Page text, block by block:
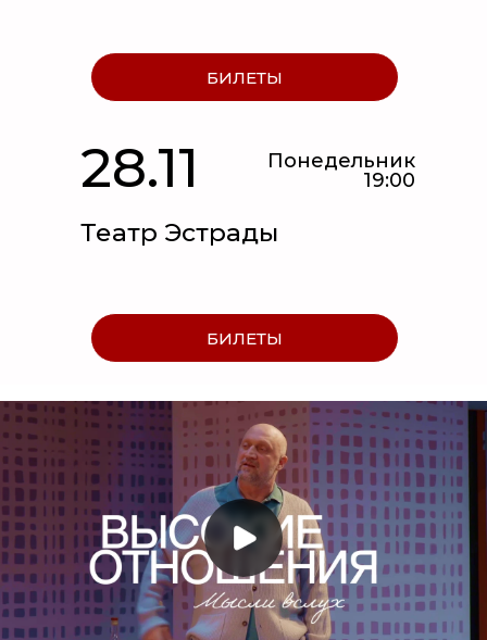
БИЛЕТЫ
Театр Эстрады
Понедельник
19:00
28.11
БИЛЕТЫ